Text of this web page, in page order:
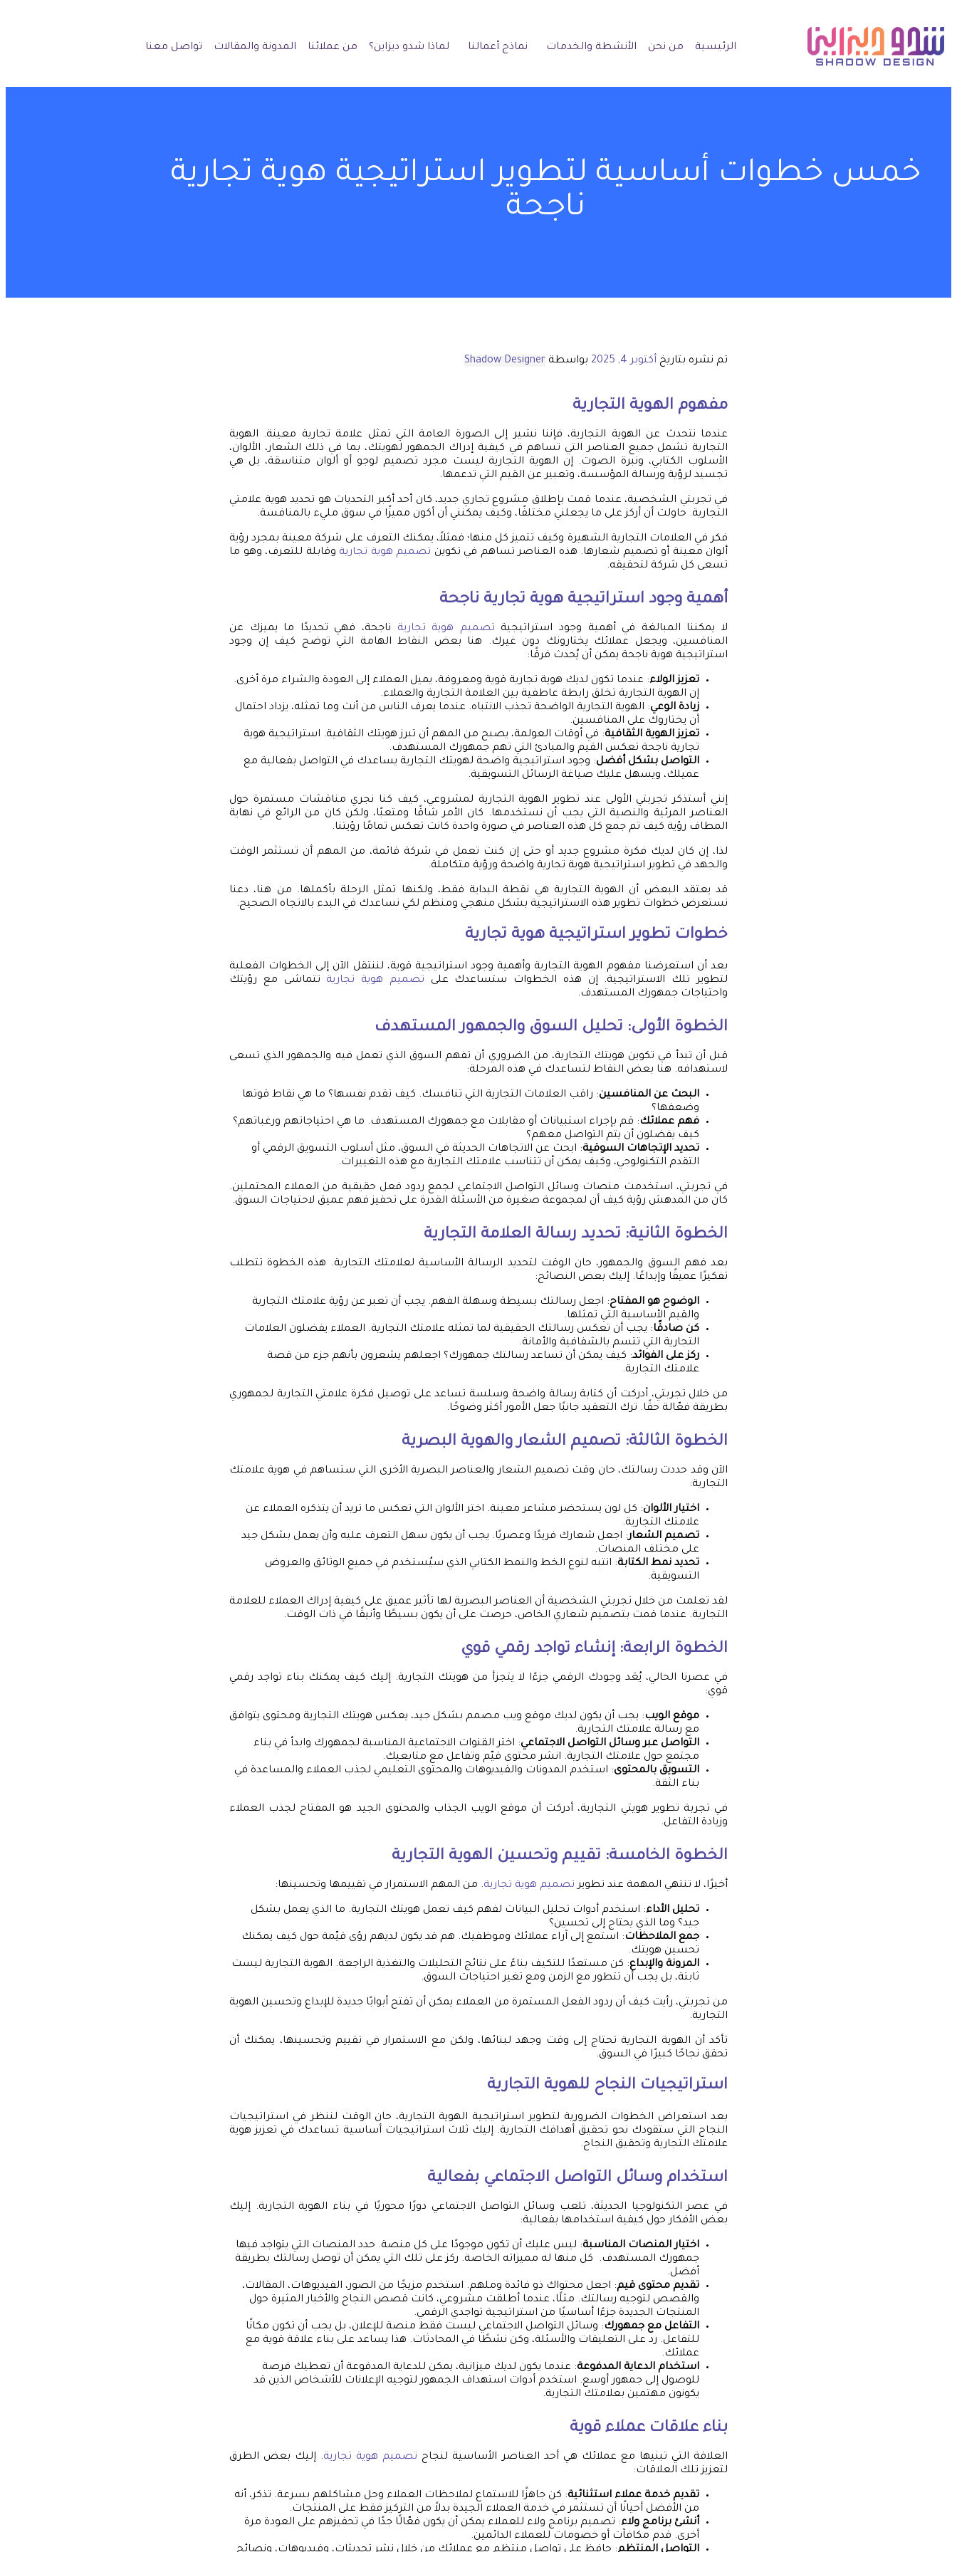
الرئيسية من نحن الأنشطة والخدمات نماذج أعمالنا لماذا شدو ديزاين؟ من عملائنا المدونة والمقالات تواصل معنا
خمس خطوات أساسية لتطوير استراتيجية هوية تجارية
ناجحة
تم نشره بتاريخ أكتوبر 4, 2025 بواسطة Shadow Designer
مفهوم الهوية التجارية
عندما نتحدث عن الهوية التجارية، فإننا نشير إلى الصورة العامة التي تمثل علامة تجارية معينة. الهوية
التجارية تشمل جميع العناصر التي تساهم في كيفية إدراك الجمهور لهويتك، بما في ذلك الشعار، الألوان،
الأسلوب الكتابي، ونبرة الصوت. إن الهوية التجارية ليست مجرد تصميم لوجو أو ألوان متناسقة، بل هي
تجسيد لرؤية ورسالة المؤسسة، وتعبير عن القيم التي تدعمها.
في تجربتي الشخصية، عندما قمت بإطلاق مشروع تجاري جديد، كان أحد أكبر التحديات هو تحديد هوية علامتي
التجارية. حاولت أن أركز على ما يجعلني مختلفًا، وكيف يمكنني أن أكون مميزًا في سوق مليء بالمنافسة.
فكر في العلامات التجارية الشهيرة وكيف تتميز كل منها؛ فمثلاً، يمكنك التعرف على شركة معينة بمجرد رؤية
ألوان معينة أو تصميم شعارها. هذه العناصر تساهم في تكوين تصميم هوية تجارية وقابلة للتعرف، وهو ما
تسعى كل شركة لتحقيقه.
أهمية وجود استراتيجية هوية تجارية ناجحة
لا يمكننا المبالغة في أهمية وجود استراتيجية تصميم هوية تجارية ناجحة، فهي تحديدًا ما يميزك عن
المنافسين، ويجعل عملائك يختارونك دون غيرك. هنا بعض النقاط الهامة التي توضح كيف إن وجود
استراتيجية هوية ناجحة يمكن أن يُحدث فرقًا:
تعزيز الولاء: عندما تكون لديك هوية تجارية قوية ومعروفة، يميل العملاء إلى العودة والشراء مرة أخرى.
إن الهوية التجارية تخلق رابطة عاطفية بين العلامة التجارية والعملاء.
زيادة الوعي: الهوية التجارية الواضحة تجذب الانتباه. عندما يعرف الناس من أنت وما تمثله، يزداد احتمال
أن يختاروك على المنافسين.
تعزيز الهوية الثقافية: في أوقات العولمة، يصبح من المهم أن تبرز هويتك الثقافية. استراتيجية هوية
تجارية ناجحة تعكس القيم والمبادئ التي تهم جمهورك المستهدف.
التواصل بشكل أفضل: وجود استراتيجية واضحة لهويتك التجارية يساعدك في التواصل بفعالية مع
عميلك، ويسهل عليك صياغة الرسائل التسويقية.
إنني أستذكر تجربتي الأولى عند تطوير الهوية التجارية لمشروعي، كيف كنا نجري مناقشات مستمرة حول
العناصر المرئية والنصية التي يجب أن نستخدمها. كان الأمر شاقًا ومتعبًا، ولكن كان من الرائع في نهاية
المطاف رؤية كيف تم جمع كل هذه العناصر في صورة واحدة كانت تعكس تمامًا رؤيتنا.
لذا، إن كان لديك فكرة مشروع جديد أو حتى إن كنت تعمل في شركة قائمة، من المهم أن تستثمر الوقت
والجهد في تطوير استراتيجية هوية تجارية واضحة ورؤية متكاملة.
قد يعتقد البعض أن الهوية التجارية هي نقطة البداية فقط، ولكنها تمثل الرحلة بأكملها. من هنا، دعنا
نستعرض خطوات تطوير هذه الاستراتيجية بشكل منهجي ومنظم لكي نساعدك في البدء بالاتجاه الصحيح.
خطوات تطوير استراتيجية هوية تجارية
بعد أن استعرضنا مفهوم الهوية التجارية وأهمية وجود استراتيجية قوية، لننتقل الآن إلى الخطوات الفعلية
لتطوير تلك الاستراتيجية. إن هذه الخطوات ستساعدك على تصميم هوية تجارية تتماشى مع رؤيتك
واحتياجات جمهورك المستهدف.
الخطوة الأولى: تحليل السوق والجمهور المستهدف
قبل أن تبدأ في تكوين هويتك التجارية، من الضروري أن تفهم السوق الذي تعمل فيه والجمهور الذي تسعى
لاستهدافه. هنا بعض النقاط لتساعدك في هذه المرحلة:
البحث عن المنافسين: راقب العلامات التجارية التي تنافسك. كيف تقدم نفسها؟ ما هي نقاط قوتها
وضعفها؟
فهم عملائك: قم بإجراء استبيانات أو مقابلات مع جمهورك المستهدف. ما هي احتياجاتهم ورغباتهم؟
كيف يفضلون أن يتم التواصل معهم؟
تحديد الإتجاهات السوقية: ابحث عن الاتجاهات الحديثة في السوق، مثل أسلوب التسويق الرقمي أو
التقدم التكنولوجي، وكيف يمكن أن تتناسب علامتك التجارية مع هذه التغييرات.
في تجربتي، استخدمت منصات وسائل التواصل الاجتماعي لجمع ردود فعل حقيقية من العملاء المحتملين.
كان من المدهش رؤية كيف أن لمجموعة صغيرة من الأسئلة القدرة على تحفيز فهم عميق لاحتياجات السوق.
الخطوة الثانية: تحديد رسالة العلامة التجارية
بعد فهم السوق والجمهور، حان الوقت لتحديد الرسالة الأساسية لعلامتك التجارية. هذه الخطوة تتطلب
تفكيرًا عميقًا وإبداعًا. إليك بعض النصائح:
الوضوح هو المفتاح: اجعل رسالتك بسيطة وسهلة الفهم. يجب أن تعبر عن رؤية علامتك التجارية
والقيم الأساسية التي تمثلها.
كن صادقًا: يجب أن تعكس رسالتك الحقيقية لما تمثله علامتك التجارية. العملاء يفضلون العلامات
التجارية التي تتسم بالشفافية والأمانة.
ركز على الفوائد: كيف يمكن أن تساعد رسالتك جمهورك؟ اجعلهم يشعرون بأنهم جزء من قصة
علامتك التجارية.
من خلال تجربتي، أدركت أن كتابة رسالة واضحة وسلسة تساعد على توصيل فكرة علامتي التجارية لجمهوري
بطريقة فعّالة حقًا. ترك التعقيد جانبًا جعل الأمور أكثر وضوحًا.
الخطوة الثالثة: تصميم الشعار والهوية البصرية
الآن وقد حددت رسالتك، حان وقت تصميم الشعار والعناصر البصرية الأخرى التي ستساهم في هوية علامتك
التجارية:
اختيار الألوان: كل لون يستحضر مشاعر معينة. اختر الألوان التي تعكس ما تريد أن يتذكره العملاء عن
علامتك التجارية.
تصميم الشعار: اجعل شعارك فريدًا وعصريًا. يجب أن يكون سهل التعرف عليه وأن يعمل بشكل جيد
على مختلف المنصات.
تحديد نمط الكتابة: انتبه لنوع الخط والنمط الكتابي الذي سيُستخدم في جميع الوثائق والعروض
التسويقية.
لقد تعلمت من خلال تجربتي الشخصية أن العناصر البصرية لها تأثير عميق على كيفية إدراك العملاء للعلامة
التجارية. عندما قمت بتصميم شعاري الخاص، حرصت على أن يكون بسيطًا وأنيقًا في ذات الوقت.
الخطوة الرابعة: إنشاء تواجد رقمي قوي
في عصرنا الحالي، يُعَد وجودك الرقمي جزءًا لا يتجزأ من هويتك التجارية. إليك كيف يمكنك بناء تواجد رقمي
قوي:
موقع الويب: يجب أن يكون لديك موقع ويب مصمم بشكل جيد، يعكس هويتك التجارية ومحتوى يتوافق
مع رسالة علامتك التجارية.
التواصل عبر وسائل التواصل الاجتماعي: اختر القنوات الاجتماعية المناسبة لجمهورك وابدأ في بناء
مجتمع حول علامتك التجارية. انشر محتوى قيّم وتفاعل مع متابعيك.
التسويق بالمحتوى: استخدم المدونات والفيديوهات والمحتوى التعليمي لجذب العملاء والمساعدة في
بناء الثقة.
في تجربة تطوير هويتي التجارية، أدركت أن موقع الويب الجذاب والمحتوى الجيد هو المفتاح لجذب العملاء
وزيادة التفاعل.
الخطوة الخامسة: تقييم وتحسين الهوية التجارية
أخيرًا، لا تنتهي المهمة عند تطوير تصميم هوية تجارية. من المهم الاستمرار في تقييمها وتحسينها:
تحليل الأداء: استخدم أدوات تحليل البيانات لفهم كيف تعمل هويتك التجارية. ما الذي يعمل بشكل
جيد؟ وما الذي يحتاج إلى تحسين؟
جمع الملاحظات: استمع إلى آراء عملائك وموظفيك. هم قد يكون لديهم رؤى قيّمة حول كيف يمكنك
تحسين هويتك.
المرونة والإبداع: كن مستعدًا للتكيف بناءً على نتائج التحليلات والتغذية الراجعة. الهوية التجارية ليست
ثابتة، بل يجب أن تتطور مع الزمن ومع تغير احتياجات السوق.
من تجربتي، رأيت كيف أن ردود الفعل المستمرة من العملاء يمكن أن تفتح أبوابًا جديدة للإبداع وتحسين الهوية
التجارية.
تأكد أن الهوية التجارية تحتاج إلى وقت وجهد لبنائها، ولكن مع الاستمرار في تقييم وتحسينها، يمكنك أن
تحقق نجاحًا كبيرًا في السوق.
استراتيجيات النجاح للهوية التجارية
بعد استعراض الخطوات الضرورية لتطوير استراتيجية الهوية التجارية، حان الوقت لننظر في استراتيجيات
النجاح التي ستقودك نحو تحقيق أهدافك التجارية. إليك ثلاث استراتيجيات أساسية تساعدك في تعزيز هوية
علامتك التجارية وتحقيق النجاح.
استخدام وسائل التواصل الاجتماعي بفعالية
في عصر التكنولوجيا الحديثة، تلعب وسائل التواصل الاجتماعي دورًا محوريًا في بناء الهوية التجارية. إليك
بعض الأفكار حول كيفية استخدامها بفعالية:
اختيار المنصات المناسبة: ليس عليك أن تكون موجودًا على كل منصة. حدد المنصات التي يتواجد فيها
جمهورك المستهدف. كل منها له مميزاته الخاصة. ركز على تلك التي يمكن أن توصل رسالتك بطريقة
أفضل.
تقديم محتوى قيم: اجعل محتواك ذو فائدة وملهم. استخدم مزيجًا من الصور، الفيديوهات، المقالات،
والقصص لتوجيه رسالتك. مثلًا، عندما أطلقت مشروعي، كانت قصص النجاح والأخبار المثيرة حول
المنتجات الجديدة جزءًا أساسيًا من استراتيجية تواجدي الرقمي.
التفاعل مع جمهورك: وسائل التواصل الاجتماعي ليست فقط منصة للإعلان، بل يجب أن تكون مكانًا
للتفاعل. رد على التعليقات والأسئلة، وكن نشطًا في المحادثات. هذا يساعد على بناء علاقة قوية مع
عملائك.
استخدام الدعاية المدفوعة: عندما يكون لديك ميزانية، يمكن للدعاية المدفوعة أن تعطيك فرصة
للوصول إلى جمهور أوسع. استخدم أدوات استهداف الجمهور لتوجيه الإعلانات للأشخاص الذين قد
يكونون مهتمين بعلامتك التجارية.
بناء علاقات عملاء قوية
العلاقة التي تبنيها مع عملائك هي أحد العناصر الأساسية لنجاح تصميم هوية تجارية. إليك بعض الطرق
لتعزيز تلك العلاقات:
تقديم خدمة عملاء استثنائية: كن جاهزًا للاستماع لملاحظات العملاء وحل مشاكلهم بسرعة. تذكر، أنه
من الأفضل أحيانًا أن تستثمر في خدمة العملاء الجيدة بدلاً من التركيز فقط على المنتجات.
أنشئ برنامج ولاء: تصميم برنامج ولاء للعملاء يمكن أن يكون فعّالًا جدًا في تحفيزهم على العودة مرة
أخرى. قدم مكافآت أو خصومات للعملاء الدائمين.